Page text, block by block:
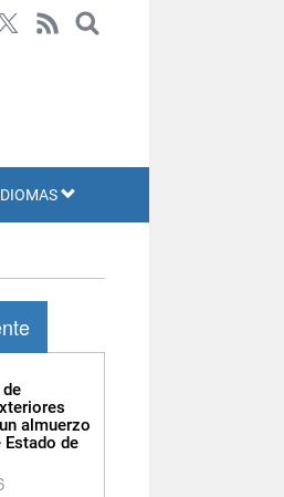
almuerzo
de